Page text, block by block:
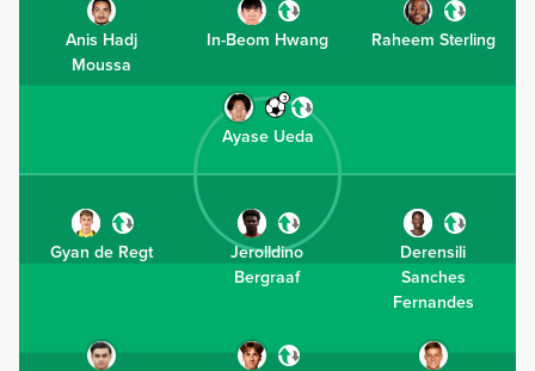
Anis Hadj
Moussa
In-Beom Hwang Raheem Sterling
3
Ayase Ueda
Derensili
Sanches
Fernandes
Jerolldino
Bergraaf
Gyan de Regt